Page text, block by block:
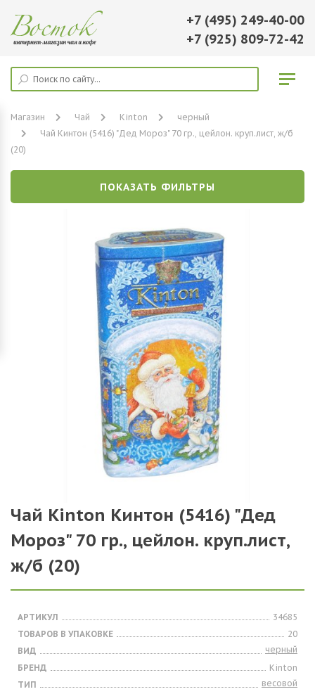
+7 (495) 249-40-00
+7 (925) 809-72-42
Магазин Чай Kinton
черный
Чай Кинтон (5416) "Дед Мороз" 70 гр., цейлон. круп.лист, ж/б
(20)
ПОКАЗАТЬ ФИЛЬТРЫ
Чай Kinton Кинтон (5416) "Дед
Мороз" 70 гр., цейлон. круп.лист,
ж/б (20)
АРТИКУЛ
34685
ТОВАРОВ В УПАКОВКЕ
20
ВИД
черный
БРЕНД
Kinton
ТИП
весовой